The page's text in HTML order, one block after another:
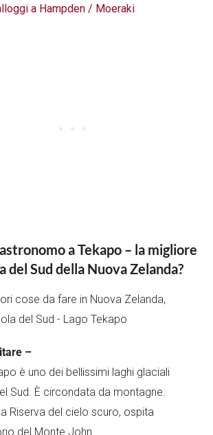
a Hampden / Moeraki
a Tekapo – la migliore
del Sud della Nuova Zelanda?
–
è uno dei bellissimi laghi glaciali
Sud. È circondata da montagne.
Riserva del cielo scuro, ospita
del Monte John.